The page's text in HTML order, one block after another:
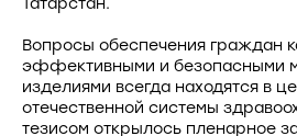
Вопросы обеспечения граждан
эффективными и безопасными
изделиями всегда находятся в
отечественной системы
тезисом открылось пленарное